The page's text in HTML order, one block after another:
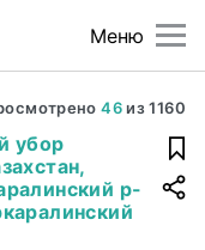
Меню
46из1160
убор
р-